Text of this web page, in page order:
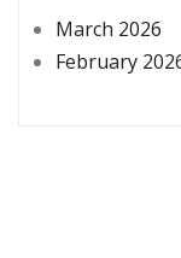
March 2026
February